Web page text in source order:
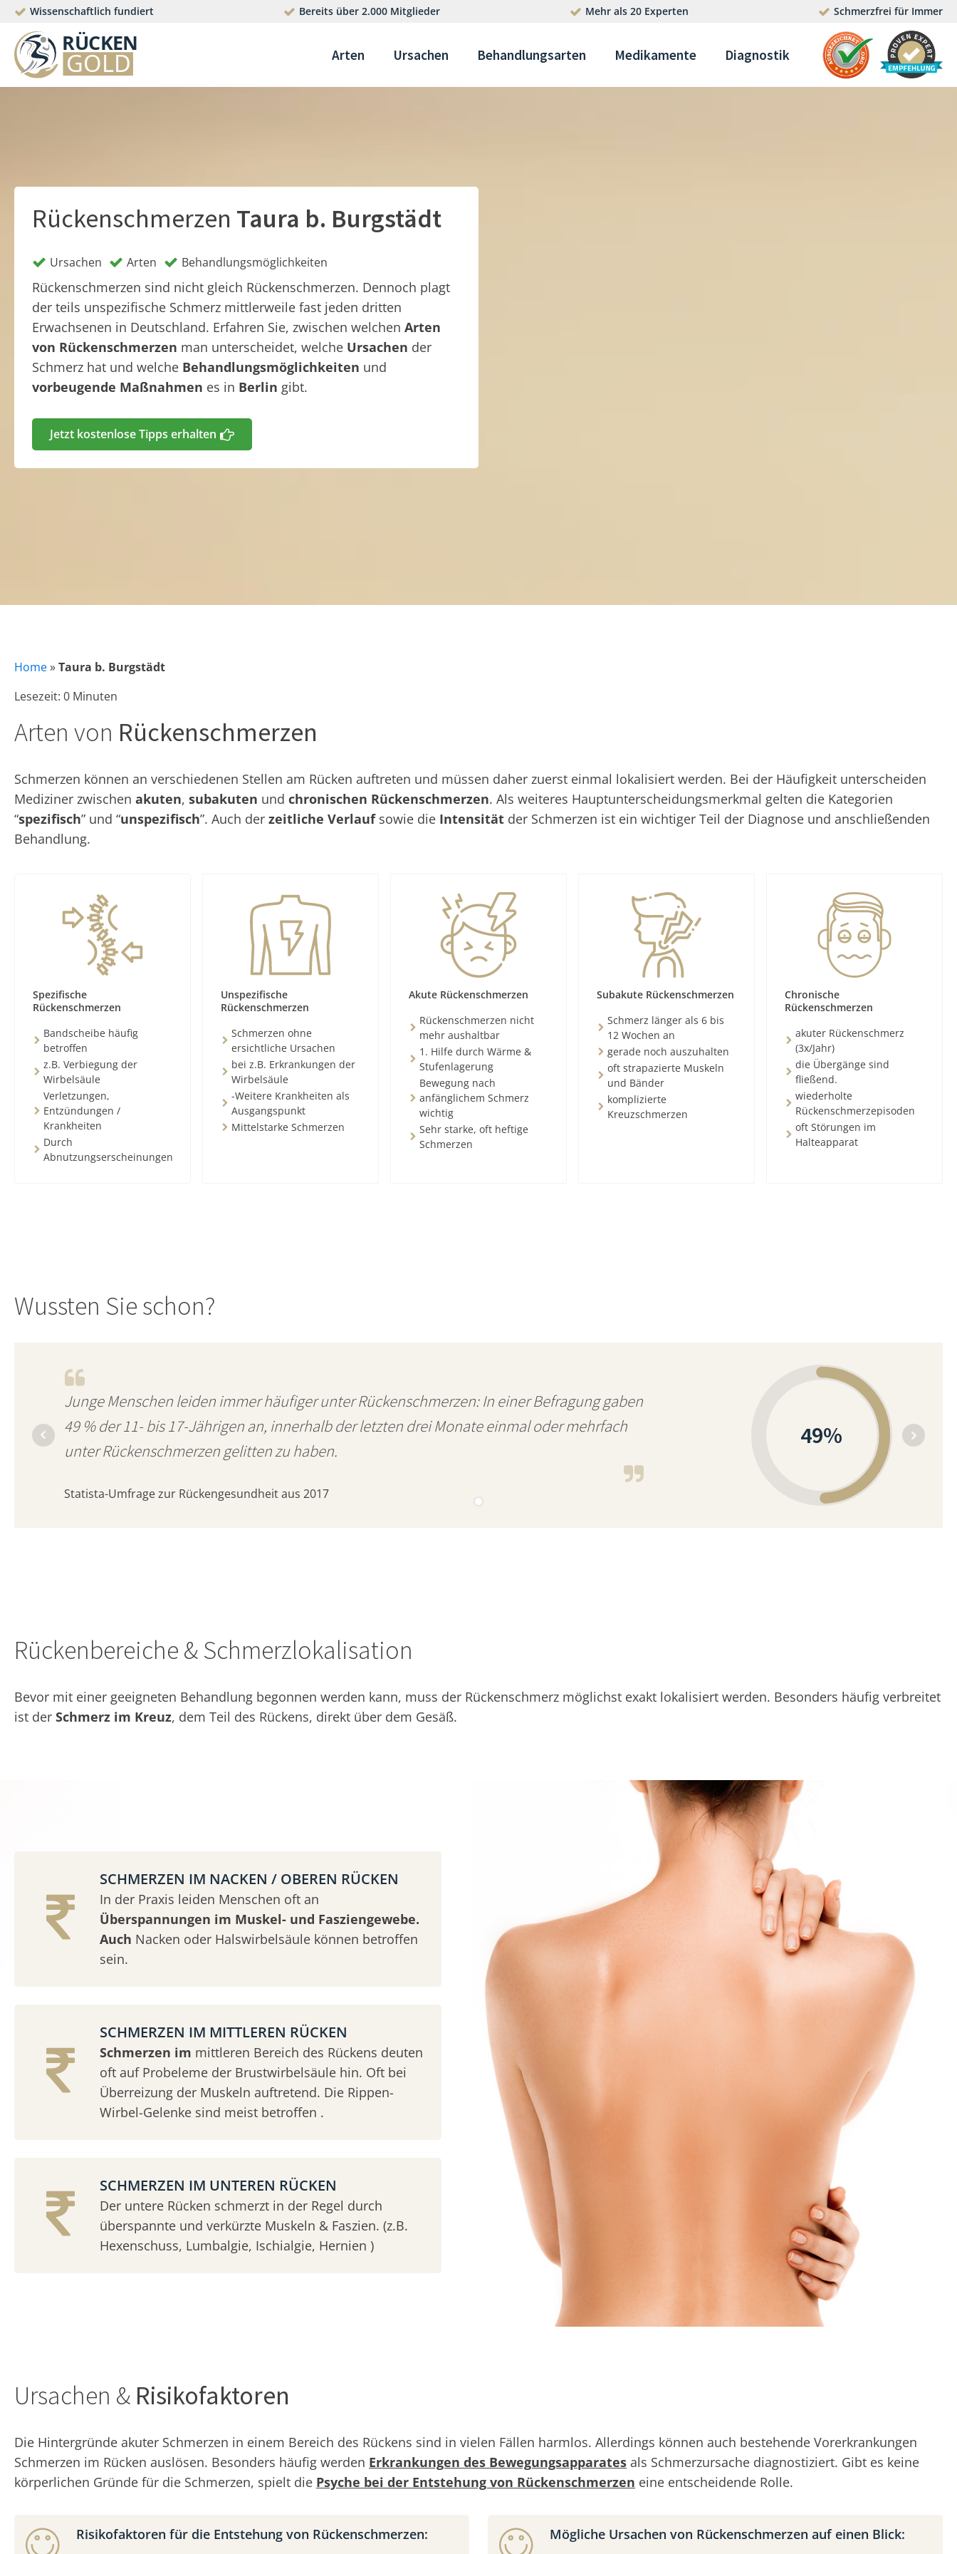
Wissenschaftlich fundiert Bereits über 2.000 Mitglieder Mehr als 20 Experten Schmerzfrei für Immer
Arten Ursachen Behandlungsarten Medikamente Diagnostik
Rückenschmerzen Taura b. Burgstädt
Ursachen Arten Behandlungsmöglichkeiten
Rückenschmerzen sind nicht gleich Rückenschmerzen. Dennoch plagt
der teils unspezifische Schmerz mittlerweile fast jeden dritten
Erwachsenen in Deutschland. Erfahren Sie, zwischen welchen Arten
von Rückenschmerzen man unterscheidet, welche Ursachen der
Schmerz hat und welche Behandlungsmöglichkeiten und
vorbeugende Maßnahmen es in Berlin gibt.
Jetzt kostenlose Tipps erhalten
Home»Taura b. Burgstädt
Lesezeit: 0 Minuten
Arten von Rückenschmerzen
Schmerzen können an verschiedenen Stellen am Rücken auftreten und müssen daher zuerst einmal lokalisiert werden. Bei der Häufigkeit unterscheiden
Mediziner zwischen akuten, subakuten und chronischen Rückenschmerzen. Als weiteres Hauptunterscheidungsmerkmal gelten die Kategorien
“spezifisch” und “unspezifisch”. Auch der zeitliche Verlauf sowie die Intensität der Schmerzen ist ein wichtiger Teil der Diagnose und anschließenden
Behandlung.
Spezifische
Rückenschmerzen
Bandscheibe häufig
betroffen
z.B. Verbiegung der
Wirbelsäule
Verletzungen,
Entzündungen /
Krankheiten
Durch
Abnutzungserscheinungen
Unspezifische
Rückenschmerzen
Schmerzen ohne
ersichtliche Ursachen
bei z.B. Erkrankungen der
Wirbelsäule
-Weitere Krankheiten als
Ausgangspunkt
Mittelstarke Schmerzen
Akute Rückenschmerzen
Rückenschmerzen nicht
mehr aushaltbar
1. Hilfe durch Wärme &
Stufenlagerung
Bewegung nach
anfänglichem Schmerz
wichtig
Sehr starke, oft heftige
Schmerzen
Subakute Rückenschmerzen
Schmerz länger als 6 bis
12 Wochen an
gerade noch auszuhalten
oft strapazierte Muskeln
und Bänder
komplizierte
Kreuzschmerzen
Chronische
Rückenschmerzen
akuter Rückenschmerz
(3x/Jahr)
die Übergänge sind
fließend.
wiederholte
Rückenschmerzepisoden
oft Störungen im
Halteapparat
Wussten Sie schon?
Junge Menschen leiden immer häufiger unter Rückenschmerzen: In einer Befragung gaben
49 % der 11- bis 17-Jährigen an, innerhalb der letzten drei Monate einmal oder mehrfach
unter Rückenschmerzen gelitten zu haben.
Statista-Umfrage zur Rückengesundheit aus 2017
49%
Rückenbereiche & Schmerzlokalisation
Bevor mit einer geeigneten Behandlung begonnen werden kann, muss der Rückenschmerz möglichst exakt lokalisiert werden. Besonders häufig verbreitet
ist der Schmerz im Kreuz, dem Teil des Rückens, direkt über dem Gesäß.
SCHMERZEN IM NACKEN / OBEREN RÜCKEN
In der Praxis leiden Menschen oft an
Überspannungen im Muskel- und Fasziengewebe.
Auch Nacken oder Halswirbelsäule können betroffen
sein.
SCHMERZEN IM MITTLEREN RÜCKEN
Schmerzen im mittleren Bereich des Rückens deuten
oft auf Probeleme der Brustwirbelsäule hin. Oft bei
Überreizung der Muskeln auftretend. Die Rippen-
Wirbel-Gelenke sind meist betroffen .
SCHMERZEN IM UNTEREN RÜCKEN
Der untere Rücken schmerzt in der Regel durch
überspannte und verkürzte Muskeln & Faszien. (z.B.
Hexenschuss, Lumbalgie, Ischialgie, Hernien )
Ursachen & Risikofaktoren
Die Hintergründe akuter Schmerzen in einem Bereich des Rückens sind in vielen Fällen harmlos. Allerdings können auch bestehende Vorerkrankungen
Schmerzen im Rücken auslösen. Besonders häufig werden Erkrankungen des Bewegungsapparates als Schmerzursache diagnostiziert. Gibt es keine
körperlichen Gründe für die Schmerzen, spielt die Psyche bei der Entstehung von Rückenschmerzen eine entscheidende Rolle.
Risikofaktoren für die Entstehung von Rückenschmerzen: Mögliche Ursachen von Rückenschmerzen auf einen Blick: